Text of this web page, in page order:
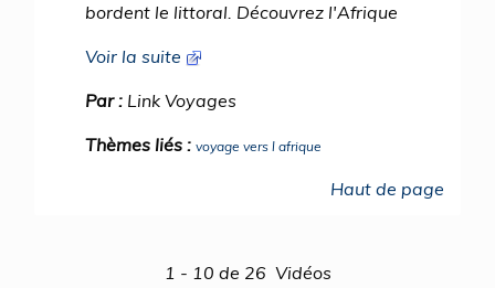
bordent le littoral. Découvrez l'Afrique
Voir la suite
Par : Link Voyages
Thèmes liés : voyage vers l afrique
Haut de page
1 - 10 de 26 Vidéos